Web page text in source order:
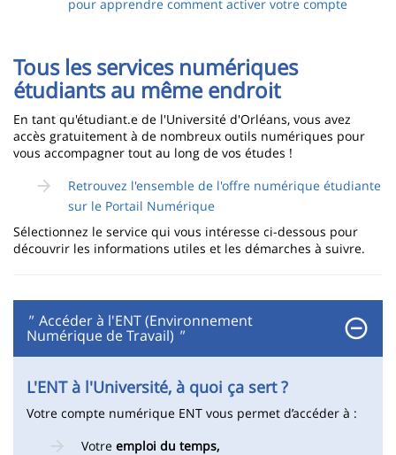
pour apprendre comment activer votre compte
Tous les services numériques
étudiants au même endroit
En tant qu'étudiant.e de l'Université d'Orléans, vous avez
accès gratuitement à de nombreux outils numériques pour
vous accompagner tout au long de vos études !
Retrouvez l'ensemble de l'offre numérique étudiante
sur le Portail Numérique
Sélectionnez le service qui vous intéresse ci-dessous pour
découvrir les informations utiles et les démarches à suivre.
" Accéder à l'ENT (Environnement
Numérique de Travail) "
L'ENT à l'Université, à quoi ça sert ?
Votre compte numérique ENT vous permet d’accéder à :
Votre emploi du temps,